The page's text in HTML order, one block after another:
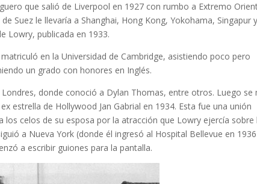
que salió de Liverpool en 1927 con rumbo a Extremo
Suez le llevaría a Shanghai, Hong Kong, Yokohama, Singapur y
Lowry, publicada en 1933.
en la Universidad de Cambridge, asistiendo poco pero
un grado con honores en Inglés.
donde conoció a Dylan Thomas, entre otros. Luego se
estrella de Hollywood Jan Gabrial en 1934. Esta fue una unión
celos de su esposa por la atracción que Lowry ejercía sobre
a Nueva York (donde él ingresó al Hospital Bellevue en 1936
a escribir guiones para la pantalla.